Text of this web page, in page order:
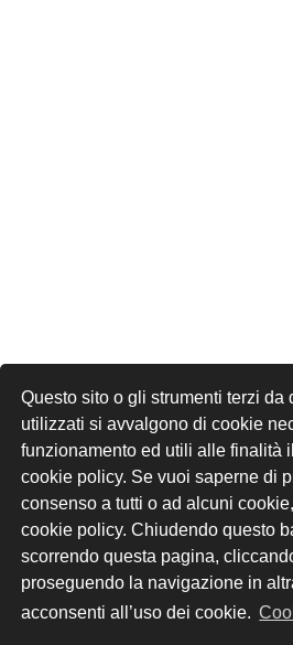
Questo sito o gli strumenti terzi da
utilizzati si avvalgono di cookie
funzionamento ed utili alle finalità
cookie policy. Se vuoi saperne di
consenso a tutti o ad alcuni
cookie policy. Chiudendo questo
scorrendo questa pagina,
proseguendo la navigazione in
acconsenti all’uso dei cookie.